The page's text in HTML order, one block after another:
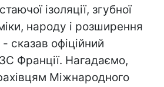
ізоляції, згубної
народу і розширення
- сказав офіційний
Франції. Нагадаємо,
Міжнародного